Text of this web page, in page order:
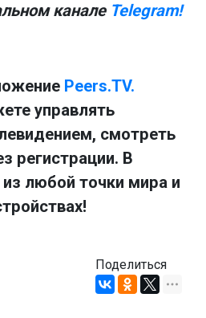
канале Telegram!
Peers.TV.
управлять
смотреть
регистрации. В
из любой точки мира и
Поделиться